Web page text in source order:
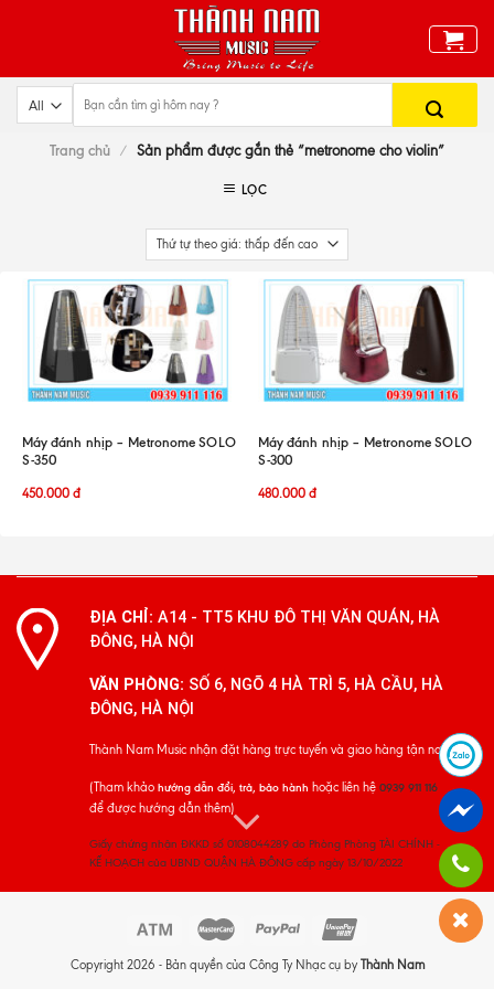
Trang chủ / Sản phẩm được gắn thẻ “metronome cho violin”
LỌC
Máy đánh nhịp – Metronome SOLO
S-350
450.000 đ
Máy đánh nhịp – Metronome SOLO
S-300
480.000 đ
ĐỊA CHỈ: A14 - TT5 KHU ĐÔ THỊ VĂN QUÁN, HÀ
ĐÔNG, HÀ NỘI
VĂN PHÒNG: SỐ 6, NGÕ 4 HÀ TRÌ 5, HÀ CẦU, HÀ
ĐÔNG, HÀ NỘI
Thành Nam Music nhận đặt hàng trực tuyến và giao hàng tận nơi
(Tham khảo hướng dẫn đổi, trả, bảo hành hoặc liên hệ 0939 911 116
để được hướng dẫn thêm)
Giấy chứng nhận ĐKKD số 0108044289 do Phòng Phòng TÀI CHÍNH -
KẾ HOẠCH của UBND QUẬN HÀ ĐÔNG cấp ngày 13/10/2022
Copyright 2026 - Bản quyền của Công Ty Nhạc cụ by Thành Nam